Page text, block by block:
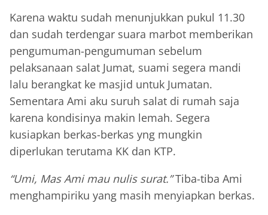
Karena waktu sudah menunjukkan pukul 11.30
dan sudah terdengar suara marbot memberikan
pengumuman-pengumuman sebelum
pelaksanaan salat Jumat, suami segera mandi
lalu berangkat ke masjid untuk Jumatan.
Sementara Ami aku suruh salat di rumah saja
karena kondisinya makin lemah. Segera
kusiapkan berkas-berkas yng mungkin
diperlukan terutama KK dan KTP.
“Umi, Mas Ami mau nulis surat.”Tiba-tiba Ami
menghampiriku yang masih menyiapkan berkas.